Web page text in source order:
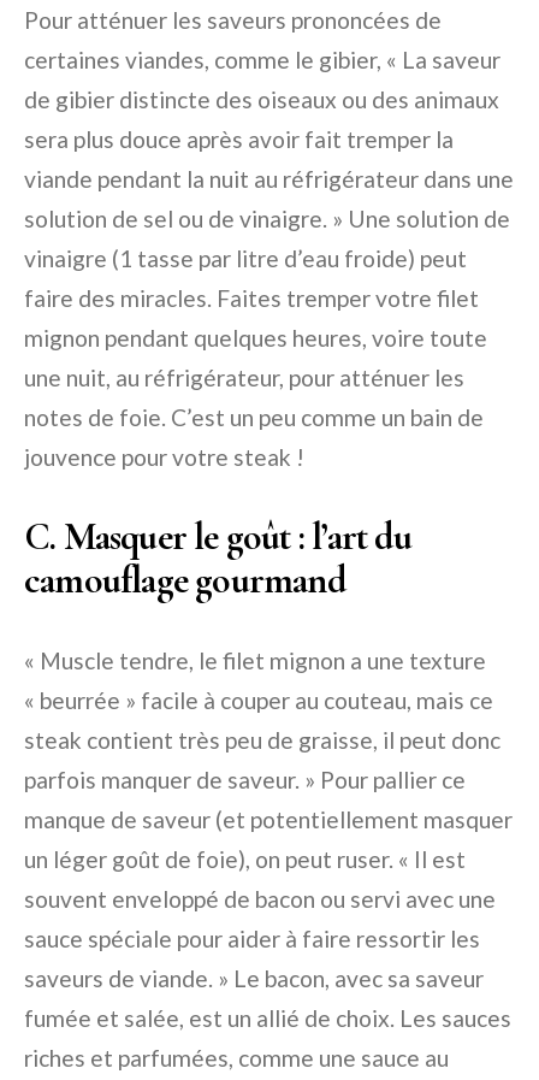
Pour atténuer les saveurs prononcées de
certaines viandes, comme le gibier, « La saveur
de gibier distincte des oiseaux ou des animaux
sera plus douce après avoir fait tremper la
viande pendant la nuit au réfrigérateur dans une
solution de sel ou de vinaigre. » Une solution de
vinaigre (1 tasse par litre d’eau froide) peut
faire des miracles. Faites tremper votre filet
mignon pendant quelques heures, voire toute
une nuit, au réfrigérateur, pour atténuer les
notes de foie. C’est un peu comme un bain de
jouvence pour votre steak !
C. Masquer le goût : l’art du
camouflage gourmand
« Muscle tendre, le filet mignon a une texture
« beurrée » facile à couper au couteau, mais ce
steak contient très peu de graisse, il peut donc
parfois manquer de saveur. » Pour pallier ce
manque de saveur (et potentiellement masquer
un léger goût de foie), on peut ruser. « Il est
souvent enveloppé de bacon ou servi avec une
sauce spéciale pour aider à faire ressortir les
saveurs de viande. » Le bacon, avec sa saveur
fumée et salée, est un allié de choix. Les sauces
riches et parfumées, comme une sauce au